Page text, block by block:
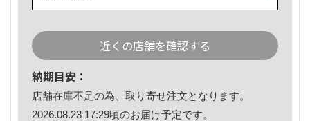
近くの店舗を確認する
納期目安：
店舗在庫不足の為、取り寄せ注文となります。
2026.08.23 17:29頃のお届け予定です。